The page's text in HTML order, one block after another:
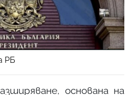
РБ
основана на